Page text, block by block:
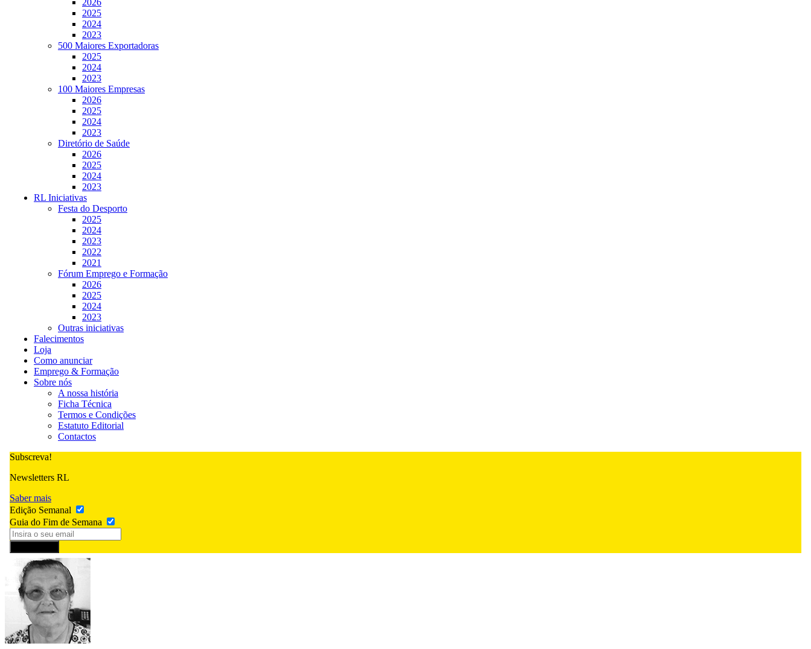
2025
2024
2023
500 Maiores Exportadoras
2025
2024
2023
100 Maiores Empresas
2026
2025
2024
2023
Diretório de Saúde
2026
2025
2024
2023
RL Iniciativas
Festa do Desporto
2025
2024
2023
2022
2021
Fórum Emprego e Formação
2026
2025
2024
2023
Outras iniciativas
Falecimentos
Loja
Como anunciar
Emprego & Formação
Sobre nós
A nossa história
Ficha Técnica
Termos e Condições
Estatuto Editorial
Contactos
Subscreva!
Newsletters RL
Saber mais
Edição Semanal
Guia do Fim de Semana